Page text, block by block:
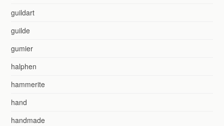
guildart
guilde
gumier
halphen
hammerite
hand
handmade